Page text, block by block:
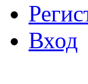
Вход